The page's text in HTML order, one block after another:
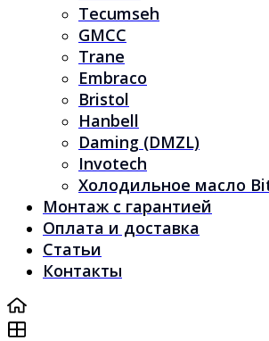
Tecumseh
GMCC
Trane
Embraco
Bristol
Hanbell
Daming (DMZL)
Invotech
Холодильное масло
Монтаж с гарантией
Оплата и доставка
Статьи
Контакты